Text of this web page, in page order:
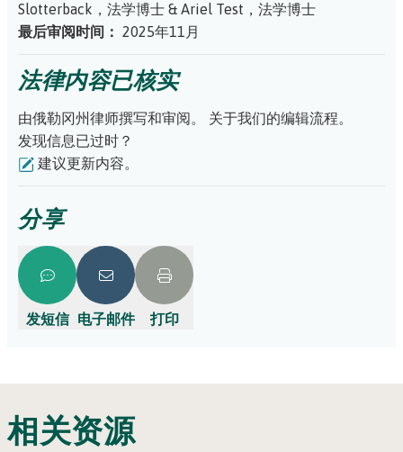
Slotterback，法学博士 & Ariel Test，法学博士
最后审阅时间： 2025年11月
法律内容已核实
由俄勒冈州律师撰写和审阅。
关于我们的编辑流程。
发现信息已过时？
建议更新内容。
分享
发短信 电子邮件 打印
相关资源